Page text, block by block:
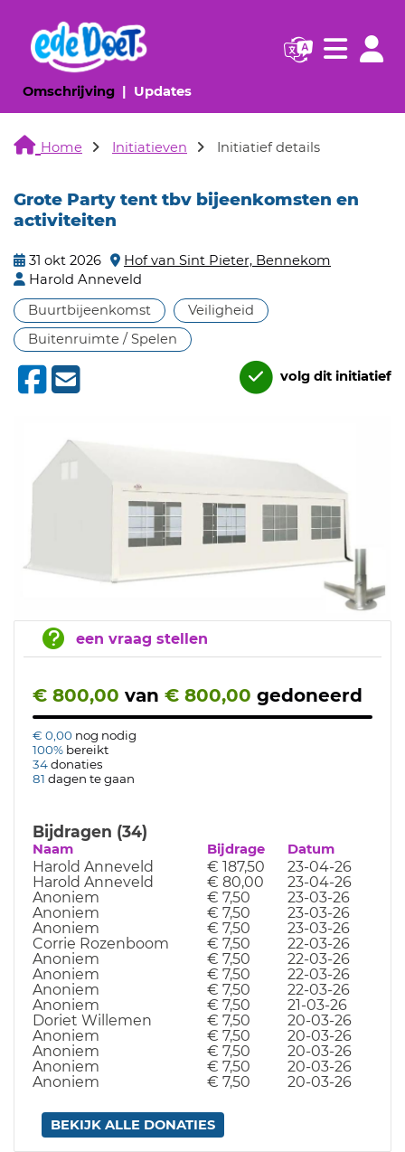
Omschrijving(huidige pagina)
Updates(huidige pagina)
Navigatie
Home Initiatieven Initiatief details
Grote Party tent tbv bijeenkomsten en
activiteiten
31 okt 2026
Hof van Sint Pieter, Bennekom
Harold Anneveld
Buurtbijeenkomst
Veiligheid
Buitenruimte / Spelen
volg dit initiatief
een vraag stellen
€ 800,00 van € 800,00 gedoneerd
€ 0,00 nog nodig
100% bereikt
34donaties
81 dagen te gaan
Bijdragen (34)
Naam Bijdrage Datum
Harold Anneveld € 187,50
23-04-26
Harold Anneveld
€ 80,00
23-04-26
Anoniem
€ 7,50
23-03-26
Anoniem
€ 7,50
23-03-26
Anoniem
€ 7,50
23-03-26
Corrie Rozenboom
€ 7,50
22-03-26
Anoniem
€ 7,50
22-03-26
Anoniem
€ 7,50
22-03-26
Anoniem
€ 7,50
22-03-26
Anoniem
€ 7,50
21-03-26
Doriet Willemen
€ 7,50
20-03-26
Anoniem
€ 7,50
20-03-26
Anoniem
€ 7,50
20-03-26
Anoniem
€ 7,50
20-03-26
Anoniem
€ 7,50 20-03-26
BEKIJK ALLE DONATIES